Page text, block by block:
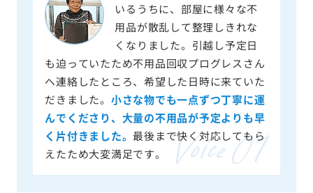
いるうちに、部屋に様々な不
用品が散乱して整理しきれな
くなりました。引越し予定日
も迫っていたため不用品回収プログレスさん
へ連絡したところ、希望した日時に来ていた
だきました。 小さな物でも一点ずつ丁寧に運
んでくださり、大量の不用品が予定よりも早
く片付きました。 最後まで快く対応してもら
えたため大変満足です。